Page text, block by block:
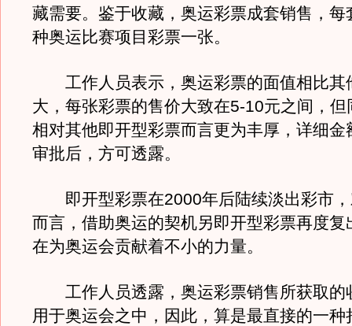
藏需要。鉴于收藏，奥运彩票成套销售，每
种奥运比赛项目彩票一张。
工作人员表示，奥运彩票的面值相比其
大，每张彩票的售价大致在5-10元之间，但
相对其他即开型彩票而言更为丰厚，详细金
审批后，方可透露。
即开型彩票在2000年后陆续淡出彩市，
而言，借助奥运的契机另即开型彩票再度复
在为奥运会贡献着不小的力量。
工作人员透露，奥运彩票销售所获取的
用于奥运会之中，因此，算是最直接的一种